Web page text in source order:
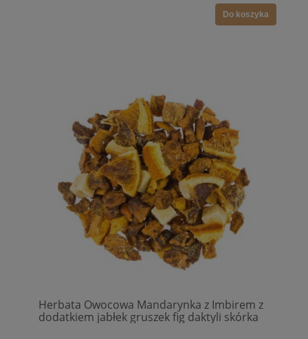
Do koszyka
Herbata Owocowa Mandarynka z Imbirem z
dodatkiem jabłek gruszek fig daktyli skórka